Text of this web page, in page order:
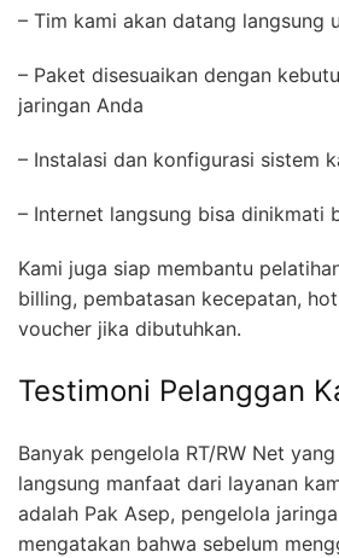
– Tim kami akan datang langsung
– Paket disesuaikan dengan
jaringan Anda
– Instalasi dan konfigurasi sistem
– Internet langsung bisa dinikmati
Kami juga siap membantu
billing, pembatasan kecepatan,
voucher jika dibutuhkan.
Testimoni Pelanggan
Banyak pengelola RT/RW Net
langsung manfaat dari layanan
adalah Pak Asep, pengelola
mengatakan bahwa sebelum